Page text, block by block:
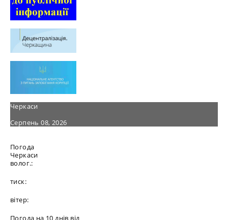
Черкаси
Серпень 08, 2026
Погода
Черкаси
волог.:
тиск:
вітер:
Погода на 10 днів від